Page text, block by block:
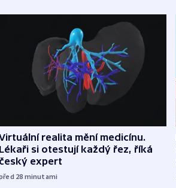
realita mění medicínu.
Lékaři si otestují každý řez, říká
český expert
28 minutami